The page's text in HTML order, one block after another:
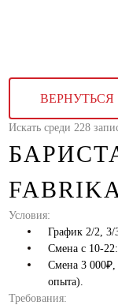
ВЕРНУТЬСЯ
Искать среди 228
Условия:
График 2/2, 3/
Смена с 10-
Смена 3 000₽,
опыта).
Требования: